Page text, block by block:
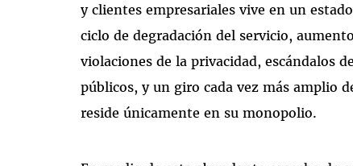
y clientes empresariales vive en un
ciclo de degradación del servicio,
violaciones de la privacidad, escándalos
públicos, y un giro cada vez más amplio
reside únicamente en su monopolio.